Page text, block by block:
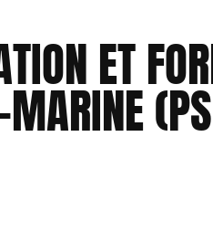
ET
MARINE